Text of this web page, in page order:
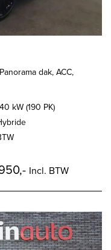
dak, ACC,
kW (190 PK)
Incl. BTW